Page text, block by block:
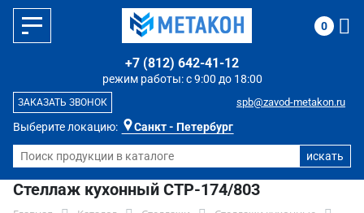
Выберите локацию: Санкт - Петербург
режим работы: с 9:00 до 18:00
+7 (812) 642-41-12
spb@zavod-metakon.ru
ЗАКАЗАТЬ ЗВОНОК
0
Стеллаж кухонный СТР-174/803